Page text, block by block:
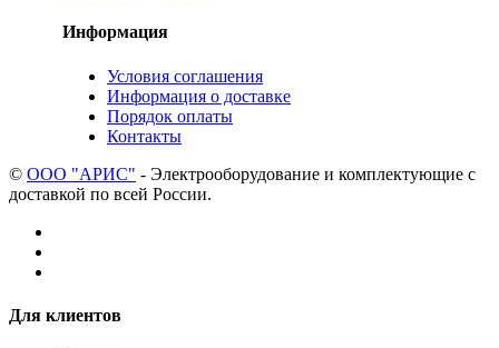
Информация
Условия соглашения
Информация о доставке
Порядок оплаты
Контакты
© ООО "АРИС" - Электрооборудование и комплектующие с
доставкой по всей России.
Для клиентов